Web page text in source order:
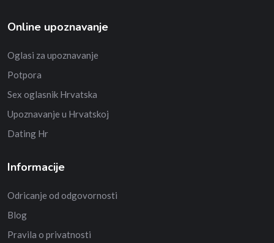
Online upoznavanje
Oglasi za upoznavanje
Potpora
Sex oglasnik Hrvatska
Upoznavanje u Hrvatskoj
Dating Hr
Informacije
Odricanje od odgovornosti
Blog
Pravila o privatnosti